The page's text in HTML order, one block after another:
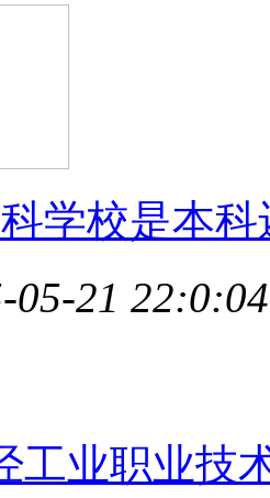
学校是本科
05-21 22:0:04
工业职业技